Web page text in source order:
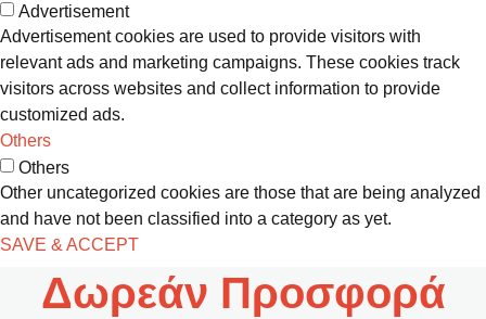
Advertisement
Advertisement cookies are used to provide visitors with
relevant ads and marketing campaigns. These cookies track
visitors across websites and collect information to provide
customized ads.
Others
Others
Other uncategorized cookies are those that are being analyzed
and have not been classified into a category as yet.
SAVE & ACCEPT
Δωρεάν Προσφορά